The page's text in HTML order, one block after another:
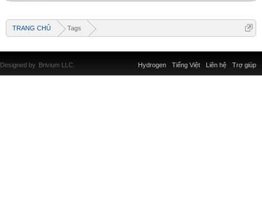
TRANG CHỦ Tags
Liên hệ Trợ giúp
Hydrogen Tiếng Việt
Designed by Brivium LLC.